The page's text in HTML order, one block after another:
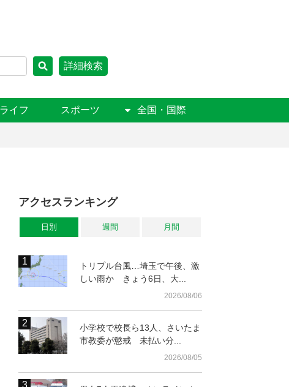
詳細検索
イフ スポーツ 全国・国際
アクセスランキング
日別 週間 月間
トリプル台風…埼玉で午後、激
しい雨か きょう6日、大...
2026/08/06
小学校で校長ら13人、さいたま
市教委が懲戒 未払い分...
2026/08/05